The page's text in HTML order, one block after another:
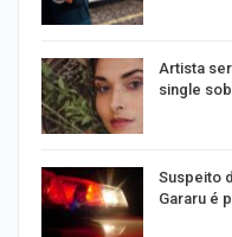
Artista
single
Suspeito
Gararu é